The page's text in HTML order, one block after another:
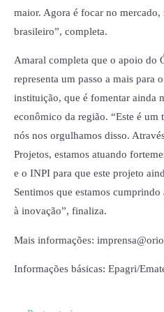
maior. Agora é focar no mercado,
brasileiro”, completa.
Amaral completa que o apoio do
representa um passo a mais para
instituição, que é fomentar ainda
econômico da região. “Este é um
nós nos orgulhamos disso.
Projetos, estamos atuando
e o INPI para que este projeto
Sentimos que estamos
à inovação”, finaliza.
Mais informações:
Informações básicas: Epagri/